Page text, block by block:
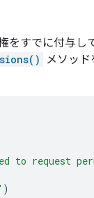
をすでに付与し
メソッド
to request
)